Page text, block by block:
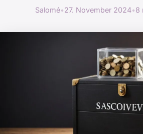
Salomé•27. November 2024•8